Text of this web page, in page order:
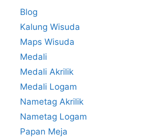
Blog
Kalung Wisuda
Maps Wisuda
Medali
Medali Akrilik
Medali Logam
Nametag Akrilik
Nametag Logam
Papan Meja